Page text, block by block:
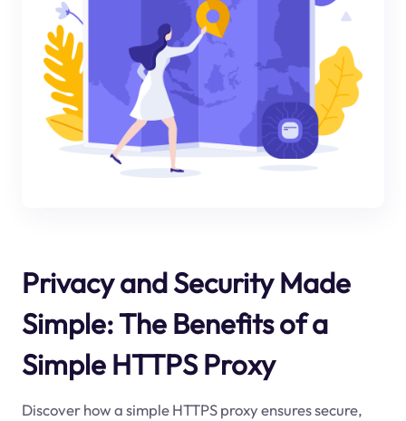
Privacy and Security Made
Simple: The Benefits of a
Simple HTTPS Proxy
Discover how a simple HTTPS proxy ensures secure,